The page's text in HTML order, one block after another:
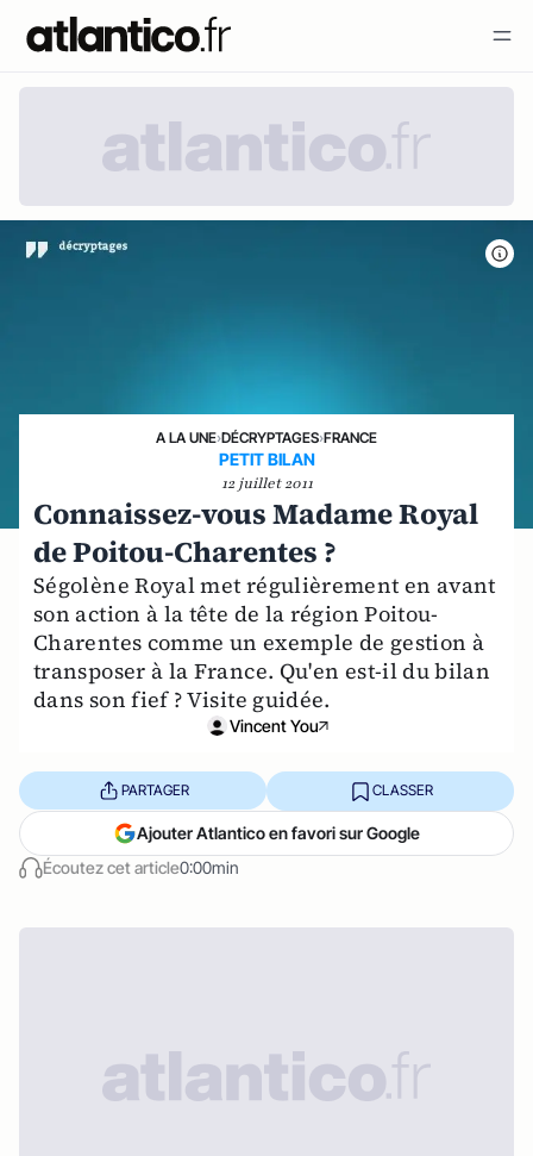
A LA UNE›DÉCRYPTAGES›FRANCE
PETIT BILAN
12 juillet 2011
Connaissez-vous Madame Royal
de Poitou-Charentes ?
Ségolène Royal met régulièrement en avant
son action à la tête de la région Poitou-
Charentes comme un exemple de gestion à
transposer à la France. Qu'en est-il du bilan
dans son fief ? Visite guidée.
Vincent You
Écoutez cet article0:00min
PARTAGER CLASSER
Ajouter Atlantico en favori sur Google